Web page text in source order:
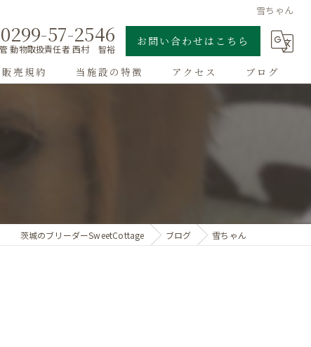
雪ちゃん
0299-57-2546
動物取扱責任者 西村 智裕
お問い合わせはこちら
売規約 当施設の特徴
ドッグラン
アクセス ブログ
茨城のブリーダーSweetCottage ブログ 雪ちゃん